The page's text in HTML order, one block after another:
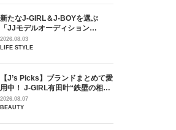
新たなJ-GIRL＆J-BOYを選ぶ
「JJモデルオーディション
2027」が募集開始！ 予選ブロッ
クは候補生の“魅力”を重視した
2026.08.03
LIFE STYLE
【J’s Picks】ブランドまとめて愛
用中！ J-GIRL有田叶“鉄壁の相
棒”〈ビューティ＆ファッション
夏の必需品〉
2026.08.07
BEAUTY